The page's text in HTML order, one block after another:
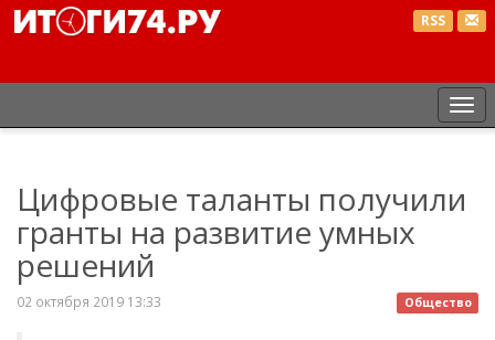
RSS
Цифровые таланты получили
гранты на развитие умных
решений
Общество
02 октября 2019 13:33